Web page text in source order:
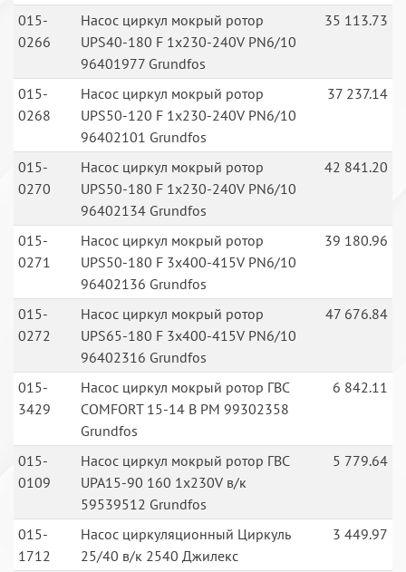
015-
0266
Насос циркул мокрый ротор
UPS40-180 F 1x230-240V PN6/10
96401977 Grundfos
35 113.73
015-
0268
Насос циркул мокрый ротор
UPS50-120 F 1x230-240V PN6/10
96402101 Grundfos
37 237.14
015-
0270
Насос циркул мокрый ротор
UPS50-180 F 1x230-240V PN6/10
96402134 Grundfos
42 841.20
015-
0271
Насос циркул мокрый ротор
UPS50-180 F 3x400-415V PN6/10
96402136 Grundfos
39 180.96
015-
0272
Насос циркул мокрый ротор
UPS65-180 F 3x400-415V PN6/10
96402316 Grundfos
47 676.84
015-
3429
Насос циркул мокрый ротор ГВС
COMFORT 15-14 B PM 99302358
Grundfos
6 842.11
015-
0109
Насос циркул мокрый ротор ГВС
UPA15-90 160 1x230V в/к
59539512 Grundfos
5 779.64
015-
1712
Насос циркуляционный Циркуль
25/40 в/к 2540 Джилекс
3 449.97